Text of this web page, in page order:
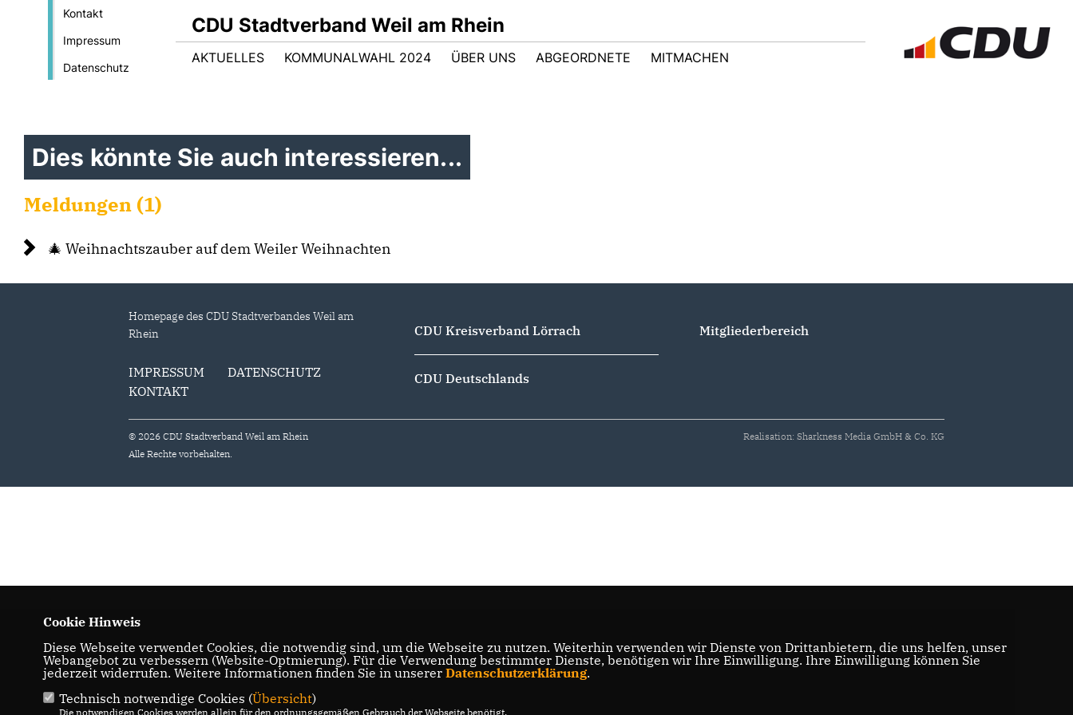
Kontakt
Impressum
Datenschutz
CDU Stadtverband Weil am Rhein
AKTUELLES KOMMUNALWAHL 2024 ÜBER UNS ABGEORDNETE MITMACHEN
Dies könnte Sie auch interessieren...
Meldungen (1)
🎄 Weihnachtszauber auf dem Weiler Weihnachten
Homepage des CDU Stadtverbandes Weil am
Rhein
IMPRESSUM
DATENSCHUTZ
KONTAKT
CDU Kreisverband Lörrach
CDU Deutschlands
Mitgliederbereich
© 2026 CDU Stadtverband Weil am Rhein
Alle Rechte vorbehalten.
Realisation: Sharkness Media GmbH & Co. KG
Cookie Hinweis
Diese Webseite verwendet Cookies, die notwendig sind, um die Webseite zu nutzen. Weiterhin verwenden wir Dienste von Drittanbietern, die uns helfen, unser
Webangebot zu verbessern (Website-Optmierung). Für die Verwendung bestimmter Dienste, benötigen wir Ihre Einwilligung. Ihre Einwilligung können Sie
jederzeit widerrufen. Weitere Informationen finden Sie in unserer Datenschutzerklärung.
Technisch notwendige Cookies (Übersicht)
Die notwendigen Cookies werden allein für den ordnungsgemäßen Gebrauch der Webseite benötigt.